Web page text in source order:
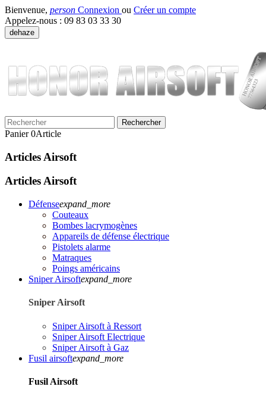
Bienvenue, person Connexion ou Créer un compte
Appelez-nous : 09 83 03 33 30
dehaze
Rechercher
Panier 0Article
Articles Airsoft
Articles Airsoft
Défenseexpand_more
Couteaux
Bombes lacrymogènes
Appareils de défense électrique
Pistolets alarme
Matraques
Poings américains
Sniper Airsoftexpand_more
Sniper Airsoft
Sniper Airsoft à Ressort
Sniper Airsoft Electrique
Sniper Airsoft à Gaz
Fusil airsoftexpand_more
Fusil Airsoft